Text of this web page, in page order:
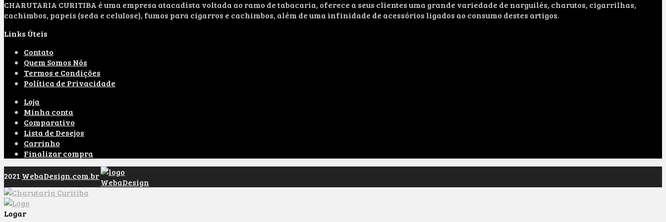
CHARUTARIA CURITIBA é uma empresa atacadista voltada ao ramo de tabacaria, oferece a seus clientes uma grande variedade de narguilés, charutos, cigarrilhas,
cachimbos, papeis (seda e celulose), fumos para cigarros e cachimbos, além de uma infinidade de acessórios ligados ao consumo destes artigos.
Links Úteis
Contato
Quem Somos Nós
Termos e Condições
Política de Privacidade
Loja
Minha conta
Comparativo
Lista de Desejos
Carrinho
Finalizar compra
2021 WebaDesign.com.br
Logar